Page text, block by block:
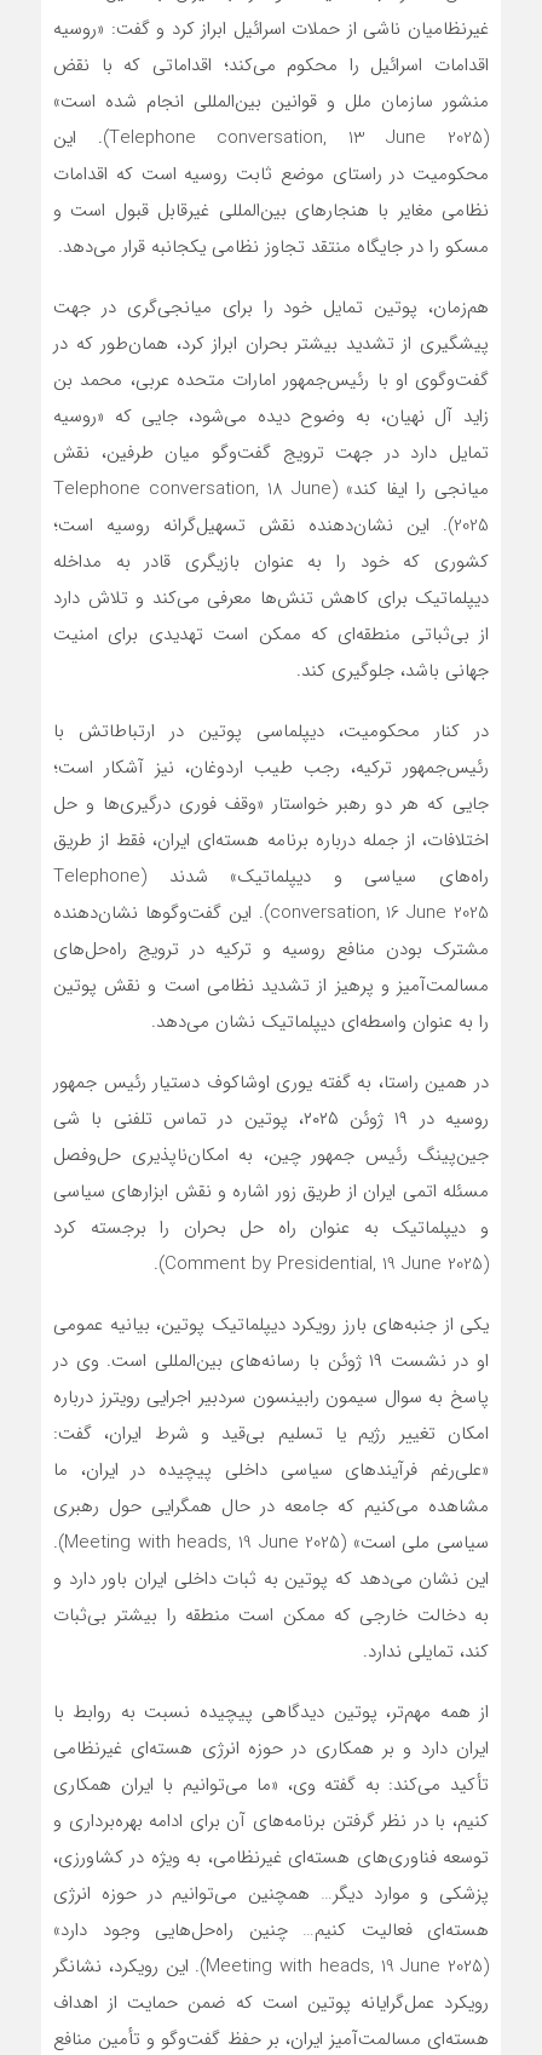
غیرنظامیان ناشی از حملات اسرائیل ابراز کرد و گفت: «روسیه
اقدامات اسرائیل را محکوم می‌کند؛ اقداماتی که با نقض
منشور سازمان ملل و قوانین بین‌المللی انجام شده است»
(Telephone conversation, 13 June 2025). این
محکومیت در راستای موضع ثابت روسیه است که اقدامات
نظامی مغایر با هنجارهای بین‌المللی غیرقابل قبول است و
مسکو را در جایگاه منتقد تجاوز نظامی یکجانبه قرار می‌دهد.
هم‌زمان، پوتین تمایل خود را برای میانجی‌گری در جهت
پیشگیری از تشدید بیشتر بحران ابراز کرد، همان‌طور که در
گفت‌وگوی او با رئیس‌جمهور امارات متحده عربی، محمد بن
زاید آل نهیان، به وضوح دیده می‌شود، جایی که «روسیه
تمایل دارد در جهت ترویج گفت‌وگو میان طرفین، نقش
میانجی را ایفا کند» (Telephone conversation, 18 June
2025). این نشان‌دهنده نقش تسهیل‌گرانه روسیه است؛
کشوری که خود را به عنوان بازیگری قادر به مداخله
دیپلماتیک برای کاهش تنش‌ها معرفی می‌کند و تلاش دارد
از بی‌ثباتی منطقه‌ای که ممکن است تهدیدی برای امنیت
جهانی باشد، جلوگیری کند.
در کنار محکومیت، دیپلماسی پوتین در ارتباطاتش با
رئیس‌جمهور ترکیه، رجب طیب اردوغان، نیز آشکار است؛
جایی که هر دو رهبر خواستار «وقف فوری درگیری‌ها و حل
اختلافات، از جمله درباره برنامه هسته‌ای ایران، فقط از طریق
راه‌های سیاسی و دیپلماتیک» شدند (Telephone
conversation, 16 June 2025). این گفت‌وگوها نشان‌دهنده
مشترک بودن منافع روسیه و ترکیه در ترویج راه‌حل‌های
مسالمت‌آمیز و پرهیز از تشدید نظامی است و نقش پوتین
را به عنوان واسطه‌ای دیپلماتیک نشان می‌دهد.
در همین راستا، به گفته یوری اوشاکوف دستیار رئیس جمهور
روسیه در ۱۹ ژوئن ۲۰۲۵، پوتین در تماس تلفنی با شی
جین‌پینگ رئیس جمهور چین، به امکان‌ناپذیری حل‌وفصل
مسئله اتمی ایران از طریق زور اشاره و نقش ابزارهای سیاسی
و دیپلماتیک به ‌عنوان راه حل بحران را برجسته کرد
(Comment by Presidential, 19 June 2025).
یکی از جنبه‌های بارز رویکرد دیپلماتیک پوتین، بیانیه عمومی
او در نشست ۱۹ ژوئن با رسانه‌های بین‌المللی است. وی در
پاسخ به سوال سیمون رابینسون سردبیر اجرایی رویترز درباره
امکان تغییر رژیم یا تسلیم بی‌قید و شرط ایران، گفت:
«علی‌رغم فرآیندهای سیاسی داخلی پیچیده در ایران، ما
مشاهده می‌کنیم که جامعه در حال همگرایی حول رهبری
سیاسی ملی است» (Meeting with heads, 19 June 2025).
این نشان می‌دهد که پوتین به ثبات داخلی ایران باور دارد و
به دخالت خارجی که ممکن است منطقه را بیشتر بی‌ثبات
کند، تمایلی ندارد.
از همه مهم‌تر، پوتین دیدگاهی پیچیده نسبت به روابط با
ایران دارد و بر همکاری در حوزه انرژی هسته‌ای غیرنظامی
تأکید می‌کند: به گفته وی، «ما می‌توانیم با ایران همکاری
کنیم، با در نظر گرفتن برنامه‌های آن برای ادامه بهره‌برداری و
توسعه فناوری‌های هسته‌ای غیرنظامی، به ویژه در کشاورزی،
پزشکی و موارد دیگر… همچنین می‌توانیم در حوزه انرژی
هسته‌ای فعالیت کنیم… چنین راه‌حل‌هایی وجود دارد»
(Meeting with heads, 19 June 2025). این رویکرد، نشانگر
رویکرد عمل‌گرایانه پوتین است که ضمن حمایت از اهداف
هسته‌ای مسالمت‌آمیز ایران، بر حفظ گفت‌وگو و تأمین منافع